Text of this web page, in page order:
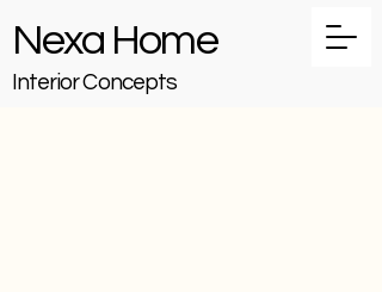
Nexa Home
Interior Concepts